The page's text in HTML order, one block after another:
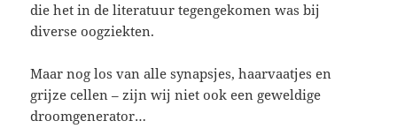
die het in de literatuur tegengekomen was bij
diverse oogziekten.
Maar nog los van alle synapsjes, haarvaatjes en
grijze cellen – zijn wij niet ook een geweldige
droomgenerator…